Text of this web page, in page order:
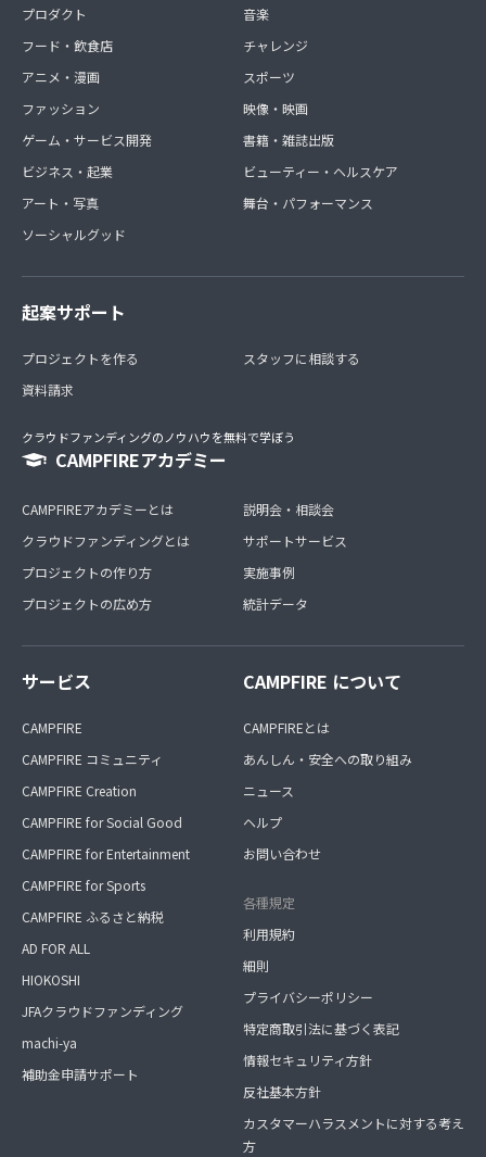
プロダクト
フード・飲食店
アニメ・漫画
ファッション
ゲーム・サービス開発
ビジネス・起業
アート・写真
ソーシャルグッド
音楽
チャレンジ
スポーツ
映像・映画
書籍・雑誌出版
ビューティー・ヘルスケア
舞台・パフォーマンス
起案サポート
プロジェクトを作る
資料請求
スタッフに相談する
クラウドファンディングのノウハウを無料で学ぼう
CAMPFIREアカデミー
CAMPFIREアカデミーとは
クラウドファンディングとは
プロジェクトの作り方
プロジェクトの広め方
説明会・相談会
サポートサービス
実施事例
統計データ
サービス
CAMPFIRE
CAMPFIRE コミュニティ
CAMPFIRE Creation
CAMPFIRE for Social Good
CAMPFIRE for Entertainment
CAMPFIRE for Sports
CAMPFIRE ふるさと納税
AD FOR ALL
HIOKOSHI
JFAクラウドファンディング
machi-ya
補助金申請サポート
CAMPFIRE について
CAMPFIREとは
あんしん・安全への取り組み
ニュース
ヘルプ
お問い合わせ
各種規定
利用規約
細則
プライバシーポリシー
特定商取引法に基づく表記
情報セキュリティ方針
反社基本方針
カスタマーハラスメントに対する考え
方